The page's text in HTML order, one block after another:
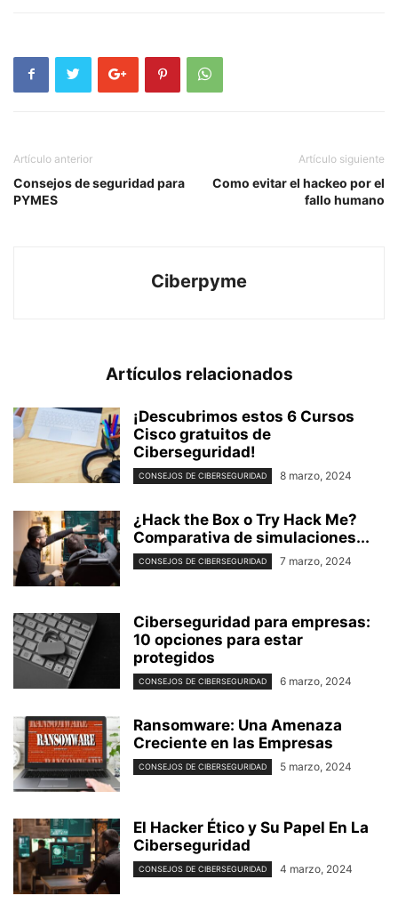
Artículo anterior
Consejos de seguridad para
PYMES
Artículo siguiente
Como evitar el hackeo por el
fallo humano
Ciberpyme
Artículos relacionados
¡Descubrimos estos 6 Cursos
Cisco gratuitos de
Ciberseguridad!
CONSEJOS DE CIBERSEGURIDAD 8 marzo, 2024
¿Hack the Box o Try Hack Me?
Comparativa de simulaciones...
CONSEJOS DE CIBERSEGURIDAD 7 marzo, 2024
Ciberseguridad para empresas:
10 opciones para estar
protegidos
CONSEJOS DE CIBERSEGURIDAD 6 marzo, 2024
Ransomware: Una Amenaza
Creciente en las Empresas
CONSEJOS DE CIBERSEGURIDAD 5 marzo, 2024
El Hacker Ético y Su Papel En La
Ciberseguridad
CONSEJOS DE CIBERSEGURIDAD 4 marzo, 2024